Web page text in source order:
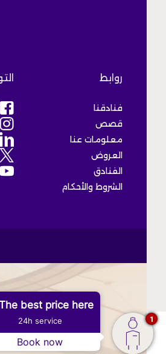
روابط
فنادقنا
قصص
معلومات عنا
العروض
الفنادق
الشروط والأحكام
(Opens in a new tab)
(Opens in a new tab)
(Opens in a new tab)
(Opens in a new tab)
(Opens in a new tab)
best price here!
24h service
Book now
1